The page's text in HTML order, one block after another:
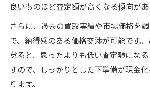
良いものほど査定額が高くなる傾向があ
さらに、過去の買取実績や市場価格を
で、納得感のある価格交渉が可能です
怠ると、思ったよりも低い査定額にな
すので、しっかりとした下準備が現金
ります。